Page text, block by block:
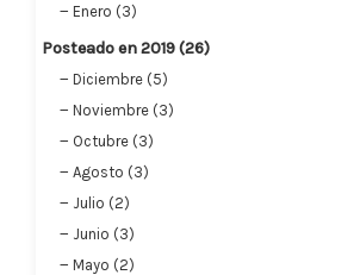
Enero (3)
Posteado en 2019 (26)
Diciembre (5)
Noviembre (3)
Octubre (3)
Agosto (3)
Julio (2)
Junio (3)
Mayo (2)